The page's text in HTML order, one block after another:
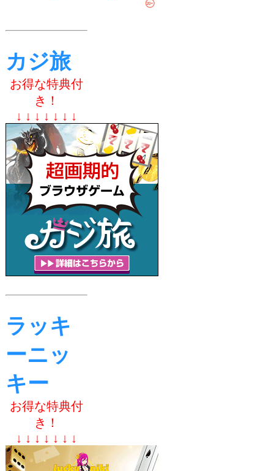
カジ旅
お得な特典付
き！
↓ ↓ ↓ ↓ ↓ ↓ ↓
ラッキ
ーニッ
キー
お得な特典付
き！
↓ ↓ ↓ ↓ ↓ ↓ ↓